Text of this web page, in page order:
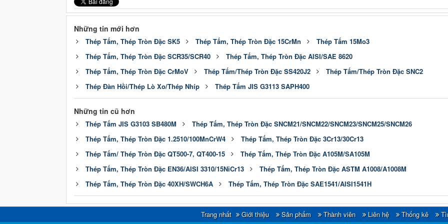
Những tin mới hơn
Thép Tấm, Thép Tròn Đặc SK5 Thép Tấm, Thép Tròn Đặc 15CrMn
Thép Tấm 15Mo3
Thép Tấm, Thép Tròn Đặc SCR35/SCR40
Thép Tấm, Thép Tròn Đặc AISI/SAE 8620
Thép Tấm, Thép Tròn Đặc CrMoV
Thép Tấm/Thép Tròn Đặc SS420J2
Thép Tấm/Thép Tròn Đặc SNC2
Thép Đàn Hồi/Thép Lò Xo/Thép Nhíp
Thép Tấm JIS G3113 SAPH400
Những tin cũ hơn
Thép Tấm JIS G3103 SB480M
Thép Tấm, Thép Tròn Đặc SNCM21/SNCM22/SNCM23/SNCM25/SNCM26
Thép Tấm, Thép Tròn Đặc 1.2510/100MnCrW4
Thép Tấm, Thép Tròn Đặc 3Cr13/30Cr13
Thép Tấm/ Thép Tròn Đặc QT500-7, QT400-15
Thép Tấm, Thép Tròn Đặc A105M/SA105M
Thép Tấm, Thép Tròn Đặc EN36/AISI 3310/15NiCr13
Thép Tấm, Thép Tròn Đặc ASTM A1008/A1008M
Thép Tấm, Thép Tròn Đặc 40XH/SWCH6A
Thép Tấm, Thép Tròn Đặc SAE1541/AISI1541H
Trang nhất Giới thiệu Sản phẩm Thành viên Liên hệ Thống kê